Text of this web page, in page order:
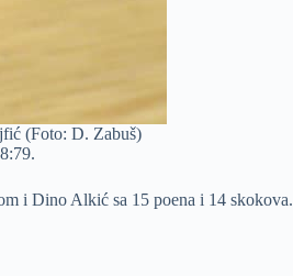
(Foto: D. Zabuš)
i Dino Alkić sa 15 poena i 14 skokova.